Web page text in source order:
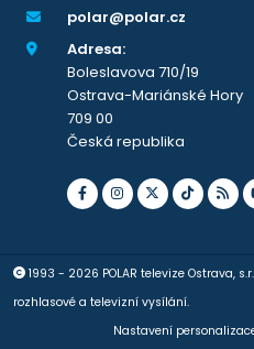
polar@polar.cz
Adresa:
Boleslavova 710/19
Ostrava-Mariánské Hory
709 00
Česká republika
1993 - 2026 POLAR televize Ostrava,
rozhlasové a televizní vysílání.
Nastavení